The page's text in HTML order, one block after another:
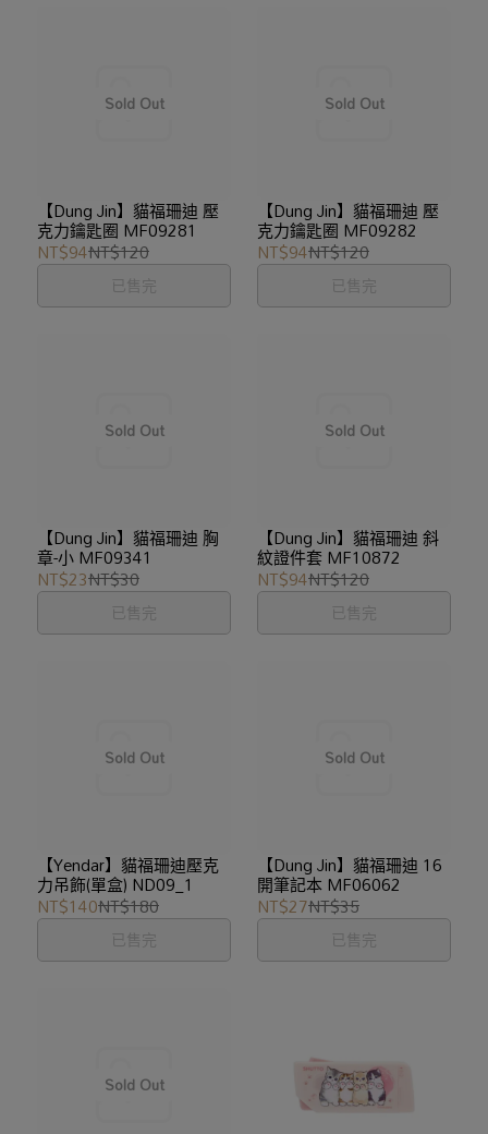
【Dung Jin】貓福珊迪 壓
克力鑰匙圈 MF09281
NT$94NT$120
已售完
【Dung Jin】貓福珊迪 壓
克力鑰匙圈 MF09282
NT$94NT$120
已售完
【Dung Jin】貓福珊迪 胸
章-小 MF09341
NT$23NT$30
已售完
【Dung Jin】貓福珊迪 斜
紋證件套 MF10872
NT$94NT$120
已售完
【Yendar】貓福珊迪壓克
力吊飾(單盒) ND09_1
NT$140NT$180
已售完
【Dung Jin】貓福珊迪 16
開筆記本 MF06062
NT$27NT$35
已售完